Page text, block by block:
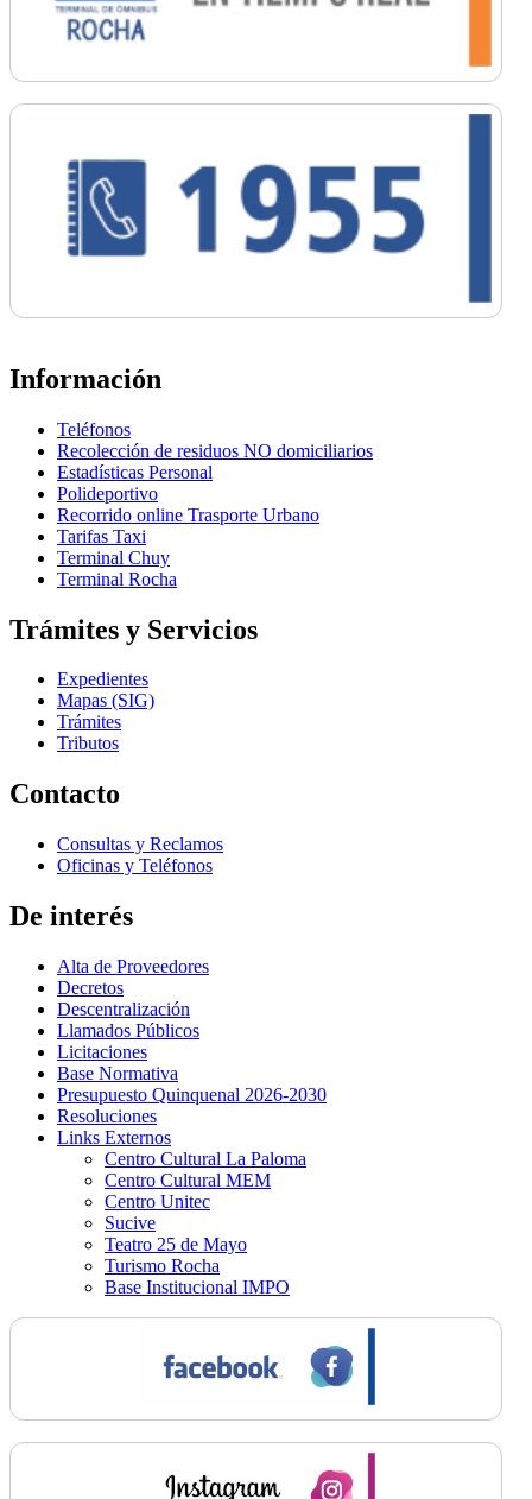
Información
Teléfonos
Recolección de residuos NO domiciliarios
Estadísticas Personal
Polideportivo
Recorrido online Trasporte Urbano
Tarifas Taxi
Terminal Chuy
Terminal Rocha
Trámites y Servicios
Expedientes
Mapas (SIG)
Trámites
Tributos
Contacto
Consultas y Reclamos
Oficinas y Teléfonos
De interés
Alta de Proveedores
Decretos
Descentralización
Llamados Públicos
Licitaciones
Base Normativa
Presupuesto Quinquenal 2026-2030
Resoluciones
Links Externos
Centro Cultural La Paloma
Centro Cultural MEM
Centro Unitec
Sucive
Teatro 25 de Mayo
Turismo Rocha
Base Institucional IMPO